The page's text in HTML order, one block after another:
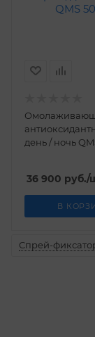
день / ночь
36 900 руб./
В
Спрей-